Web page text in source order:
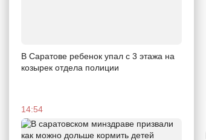
В Саратове ребенок упал с 3 этажа на
козырек отдела полиции
14:54